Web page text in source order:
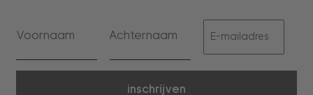
inschrijven